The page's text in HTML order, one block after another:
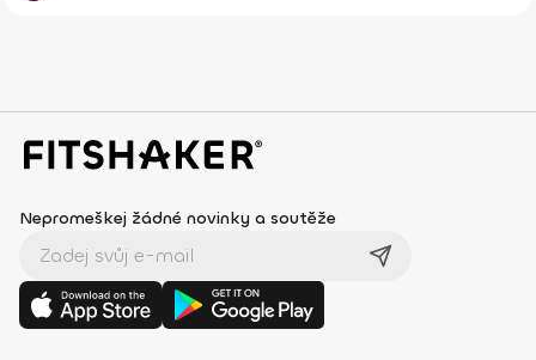
Nepromeškej žádné novinky a soutěže